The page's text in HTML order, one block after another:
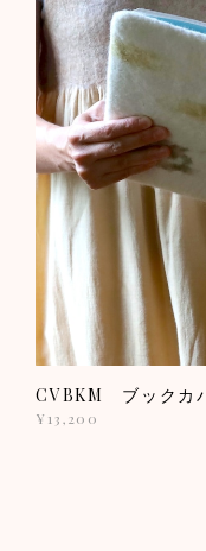
CVBKM ブックカ
¥13,200